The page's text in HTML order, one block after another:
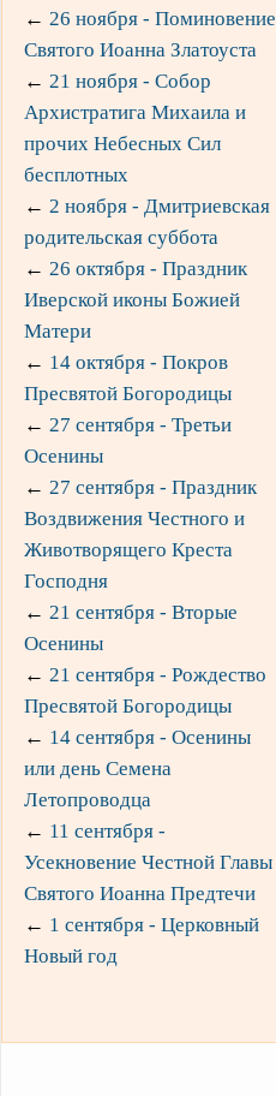
← 26 ноября - Поминовение
Святого Иоанна Златоуста
← 21 ноября - Собор
Архистратига Михаила и
прочих Небесных Сил
бесплотных
← 2 ноября - Дмитриевская
родительская суббота
← 26 октября - Праздник
Иверской иконы Божией
Матери
← 14 октября - Покров
Пресвятой Богородицы
← 27 сентября - Третьи
Осенины
← 27 сентября - Праздник
Воздвижения Честного и
Животворящего Креста
Господня
← 21 сентября - Вторые
Осенины
← 21 сентября - Рождество
Пресвятой Богородицы
← 14 сентября - Осенины
или день Семена
Летопроводца
← 11 сентября -
Усекновение Честной Главы
Святого Иоанна Предтечи
← 1 сентября - Церковный
Новый год